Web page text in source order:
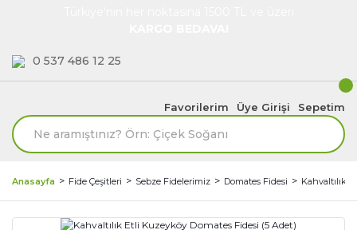
0 537 486 12 25
Favorilerim Üye Girişi Sepetim
Anasayfa Fide Çeşitleri Sebze Fidelerimiz Domates Fidesi Kahvaltılık